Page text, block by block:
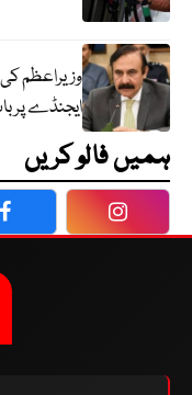
وزیراعظم
ایجنڈے پر
ہمیں فالو کریں
Facebook